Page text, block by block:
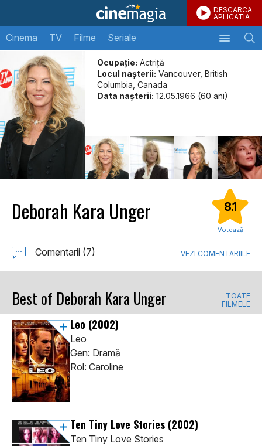
DESCARCA
APLICATIA
Cinema TV Filme Seriale
Ocupație: Actriță
Locul naşterii: Vancouver, British
Columbia, Canada
Data naşterii: 12.05.1966 (60 ani)
Deborah Kara Unger 8.1
Votează
Comentarii (7) VEZI COMENTARIILE
Best of Deborah Kara Unger
TOATE
FILMELE
Leo (2002)
Leo
Gen: Dramă
Rol: Caroline
Ten Tiny Love Stories (2002)
Ten Tiny Love Stories